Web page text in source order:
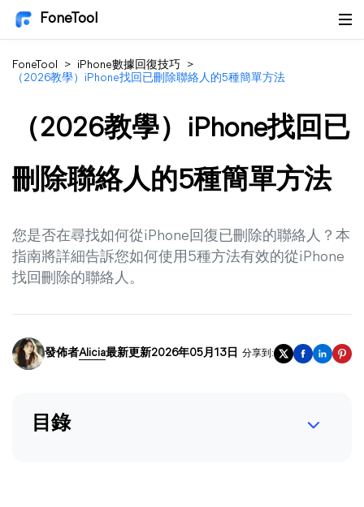
FoneTool
FoneTool > iPhone數據回復技巧
>
（2026教學）iPhone找回已刪除聯絡人的5種簡單方法
（2026教學）iPhone找回已
刪除聯絡人的5種簡單方法
您是否在尋找如何從iPhone回復已刪除的聯絡人？本
指南將詳細告訴您如何使用5種方法有效的從iPhone
找回刪除的聯絡人。
發佈者Alicia最新更新2026年05月13日 分享到:
目錄